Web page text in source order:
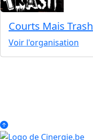
Courts Mais Trash
Voir l'organisation